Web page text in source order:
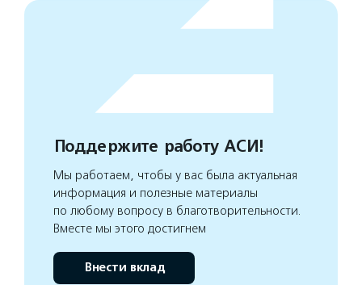
Поддержите работу АСИ!
Мы работаем, чтобы у вас была актуальная
информация и полезные материалы
по любому вопросу в благотворительности.
Вместе мы этого достигнем
Внести вклад